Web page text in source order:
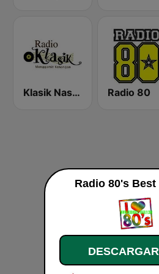
Klasik Nasional FM Radio 80
Radio 80's